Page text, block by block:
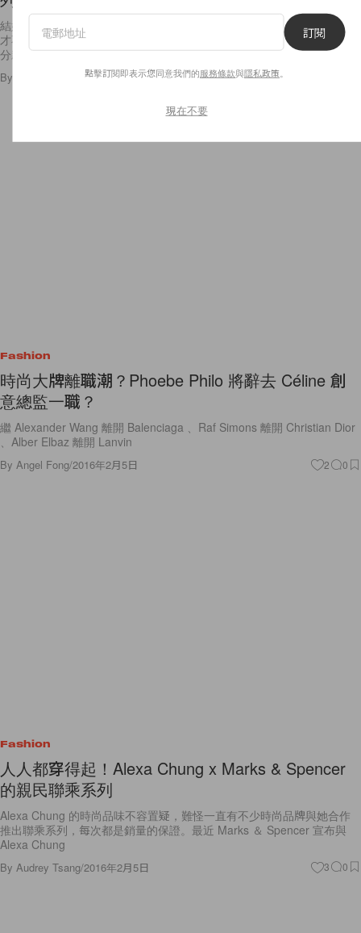
結婚是人生大事，也是花費最多的一件事，所以凡事也應精打細算，這樣
才不會浪費多餘的金錢。不少時尚品牌近年也開始推出婚紗系列，價錢十
分親民，為新娘們提供一個優質又實惠的選擇！Reformation
By 2016年2月5日
Fashion
時尚大牌離職潮？Phoebe Philo 將辭去 Céline 創
意總監一職？
繼 Alexander Wang 離開 Balenciaga 、Raf Simons 離開 Christian Dior
、Alber Elbaz 離開 Lanvin
By Angel Fong/2016年2月5日 2 0
Fashion
人人都穿得起！Alexa Chung x Marks & Spencer
的親民聯乘系列
Alexa Chung 的時尚品味不容置疑，難怪一直有不少時尚品牌與她合作
推出聯乘系列，每次都是銷量的保證。最近 Marks ＆ Spencer 宣布與
Alexa Chung
By Audrey Tsang/2016年2月5日 3 0
訂閱
點擊訂閱即表示您同意我們的服務條款與隱私政策
現在不要